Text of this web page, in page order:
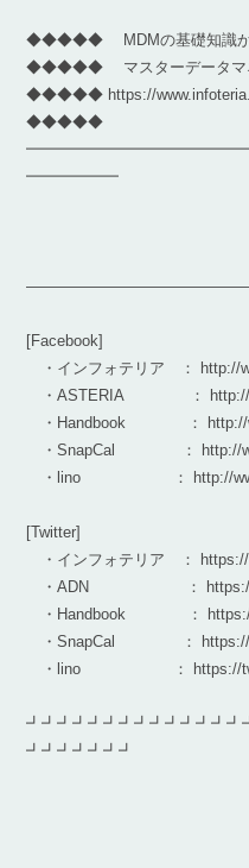
◆◆◆◆◆ MDMの基礎知識から
◆◆◆◆◆ マスターデータマネ
◆◆◆◆◆ https://
◆◆◆◆◆
━━━━━━
[Facebook]
・インフォテリア ： http://
・ASTERIA ： http://
・Handbook ： http://
・SnapCal ： http://
・lino ： http://
[Twitter]
・インフォテリア ： https://
・ADN ： https://
・Handbook ： https://
・SnapCal ： https://
・lino ： https://
┛┛┛┛┛┛┛